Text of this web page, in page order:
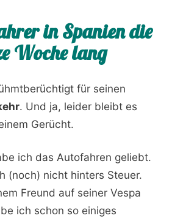
in Spanien die
Woche lang
für seinen
. Und ja, leider bleibt es
Gerücht.
ich das Autofahren geliebt.
(noch) nicht hinters Steuer.
Freund auf seiner Vespa
ich schon so einiges